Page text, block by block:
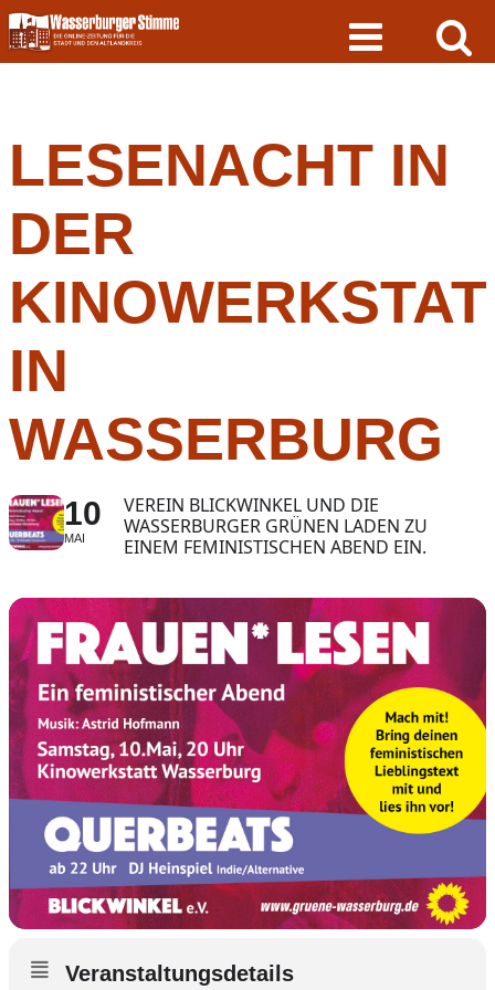
Skip
to
content
LESENACHT IN
DER
IN
WASSERBURG
10
MAI
VEREIN BLICKWINKEL UND DIE
WASSERBURGER GRÜNEN LADEN ZU
EINEM FEMINISTISCHEN ABEND EIN.
Veranstaltungsdetails